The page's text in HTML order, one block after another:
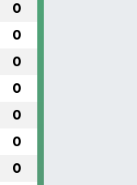
0
0
0
0
0
0
0